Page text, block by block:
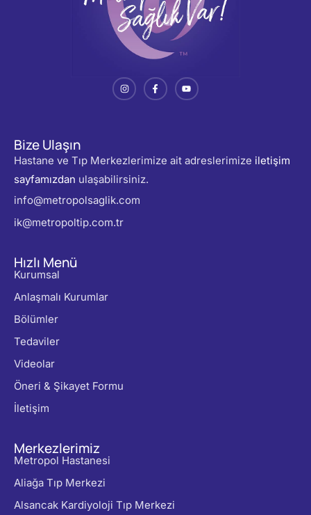
Bize Ulaşın
Hastane ve Tıp Merkezlerimize ait adreslerimize iletişim
sayfamızdan ulaşabilirsiniz.
info@metropolsaglik.com
ik@metropoltip.com.tr
Hızlı Menü
Kurumsal
Anlaşmalı Kurumlar
Bölümler
Tedaviler
Videolar
Öneri & Şikayet Formu
İletişim
Merkezlerimiz
Metropol Hastanesi
Aliağa Tıp Merkezi
Alsancak Kardiyoloji Tıp Merkezi